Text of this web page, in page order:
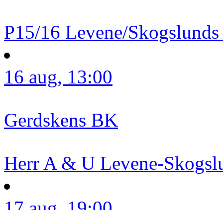
P15/16 Levene/
16 aug, 13:00
Gerdskens BK
Herr A & U Levene-